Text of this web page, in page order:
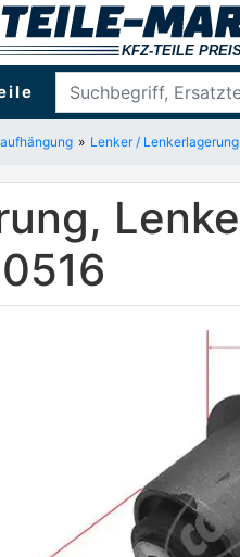
Lenker / Lenkerlagerung